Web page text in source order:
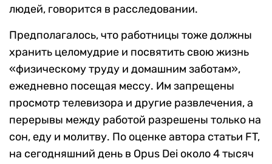
людей, говорится в расследовании.
Предполагалось, что работницы тоже должны
хранить целомудрие и посвятить свою жизнь
«физическому труду и домашним заботам»,
ежедневно посещая мессу. Им запрещены
просмотр телевизора и другие развлечения, а
перерывы между работой разрешены только на
сон, еду и молитву. По оценке автора статьи FT,
на сегодняшний день в Opus Dei около 4 тысяч